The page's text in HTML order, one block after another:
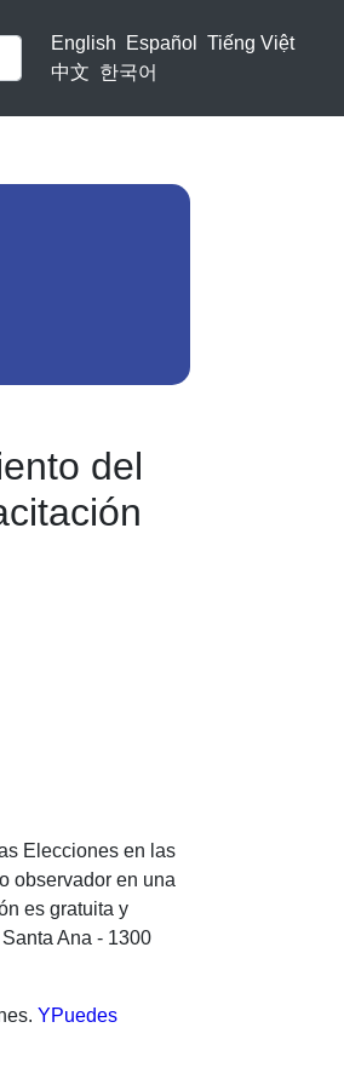
English Español
Tiếng Việt
中文 한국어
del
Elecciones en las
observador en una
es gratuita y
Ana - 1300
YPuedes